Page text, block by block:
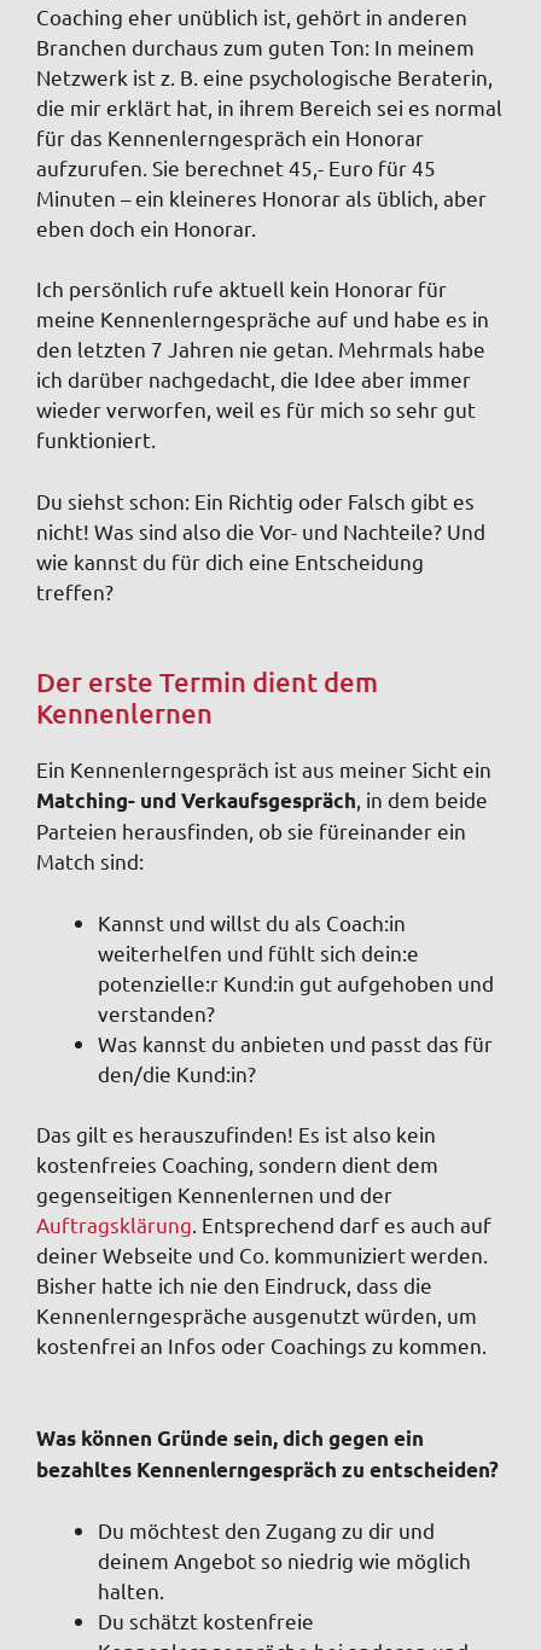
Coaching eher unüblich ist, gehört in anderen
Branchen durchaus zum guten Ton: In meinem
Netzwerk ist z. B. eine psychologische Beraterin,
die mir erklärt hat, in ihrem Bereich sei es normal
für das Kennenlerngespräch ein Honorar
aufzurufen. Sie berechnet 45,- Euro für 45
Minuten – ein kleineres Honorar als üblich, aber
eben doch ein Honorar.
Ich persönlich rufe aktuell kein Honorar für
meine Kennenlerngespräche auf und habe es in
den letzten 7 Jahren nie getan. Mehrmals habe
ich darüber nachgedacht, die Idee aber immer
wieder verworfen, weil es für mich so sehr gut
funktioniert.
Du siehst schon: Ein Richtig oder Falsch gibt es
nicht! Was sind also die Vor- und Nachteile? Und
wie kannst du für dich eine Entscheidung
treffen?
Der erste Termin dient dem
Kennenlernen
Ein Kennenlerngespräch ist aus meiner Sicht ein
Matching- und Verkaufsgespräch , in dem beide
Parteien herausfinden, ob sie füreinander ein
Match sind:
Kannst und willst du als Coach:in
weiterhelfen und fühlt sich dein:e
potenzielle:r Kund:in gut aufgehoben und
verstanden?
Was kannst du anbieten und passt das für
den/die Kund:in?
Das gilt es herauszufinden! Es ist also kein
kostenfreies Coaching, sondern dient dem
gegenseitigen Kennenlernen und der
Auftragsklärung . Entsprechend darf es auch auf
deiner Webseite und Co. kommuniziert werden.
Bisher hatte ich nie den Eindruck, dass die
Kennenlerngespräche ausgenutzt würden, um
kostenfrei an Infos oder Coachings zu kommen.
Was können Gründe sein, dich gegen ein
bezahltes Kennenlerngespräch zu entscheiden?
Du möchtest den Zugang zu dir und
deinem Angebot so niedrig wie möglich
halten.
Du schätzt kostenfreie